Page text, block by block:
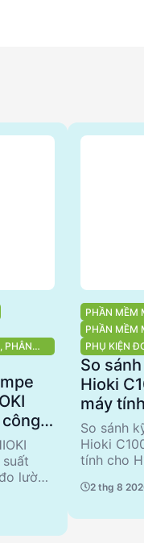
PHÂN
lường
PHẦN MỀM
PHẦN MỀM
3197
PHỤ KIỆN
So
Hioki
máy
3197
So sánh
Hioki
tính cho
B2B lựa
Nhật
2 thg 8